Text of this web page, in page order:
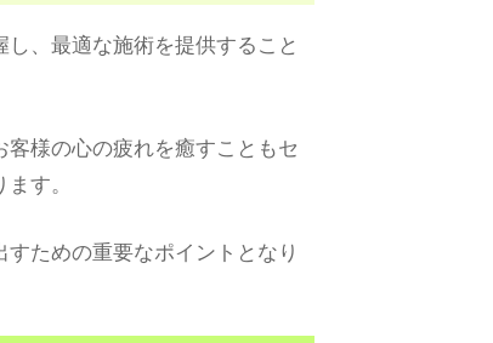
、最適な施術を提供すること
様の心の疲れを癒すこともセ
す。
ための重要なポイントとなり